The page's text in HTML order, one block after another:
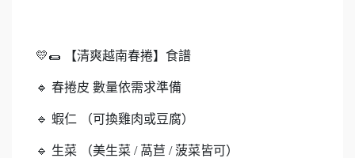
💛🌯 【清爽越南春捲】食譜
🔹 春捲皮 數量依需求準備
🔹 蝦仁 （可換雞肉或豆腐）
🔹 生菜 （美生菜 / 萵苣 / 菠菜皆可）